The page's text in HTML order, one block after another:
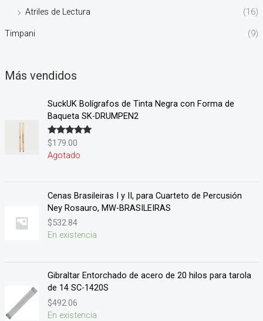
Atriles de Lectura
(16)
Timpani (9)
Más vendidos
SuckUK Bolígrafos de Tinta Negra con Forma de
Baqueta SK-DRUMPEN2
Valorado en
5.00 de 5
$179.00
Agotado
Cenas Brasileiras I y II, para Cuarteto de Percusión
Ney Rosauro, MW-BRASILEIRAS
$532.84
En existencia
Gibraltar Entorchado de acero de 20 hilos para tarola
de 14 SC-1420S
$492.06
En existencia